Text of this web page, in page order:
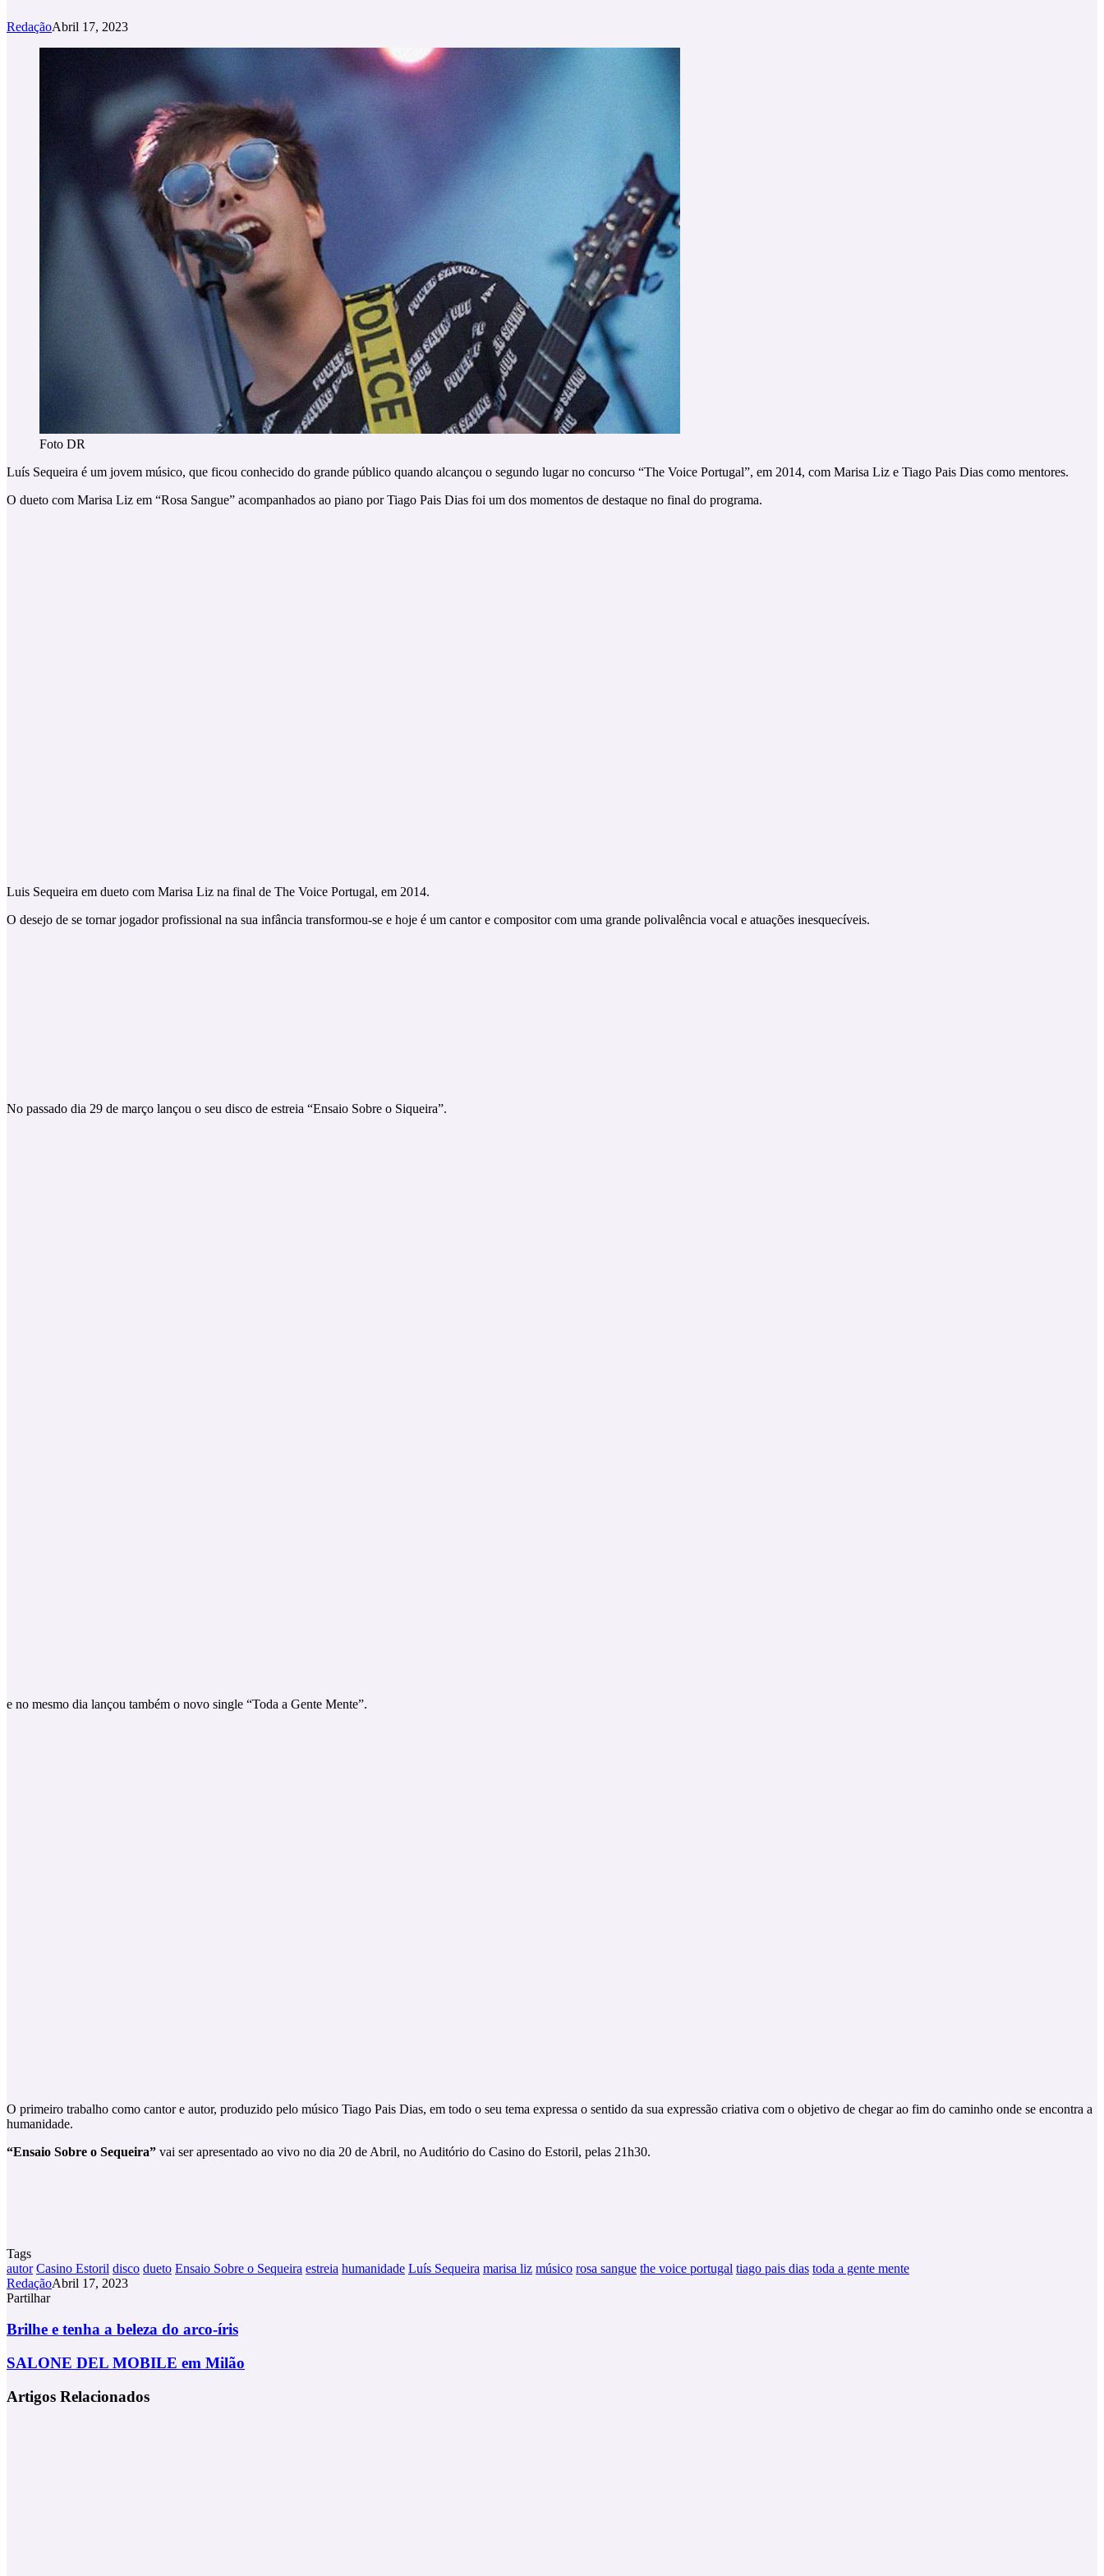
RedaçãoAbril 17, 2023
Foto DR
Luís Sequeira é um jovem músico, que ficou conhecido do grande público quando alcançou o segundo lugar no concurso “The Voice Portugal”, em 2014, com Marisa Liz e Tiago Pais Dias como mentores.
O dueto com Marisa Liz em “Rosa Sangue” acompanhados ao piano por Tiago Pais Dias foi um dos momentos de destaque no final do programa.
Luis Sequeira em dueto com Marisa Liz na final de The Voice Portugal, em 2014.
O desejo de se tornar jogador profissional na sua infância transformou-se e hoje é um cantor e compositor com uma grande polivalência vocal e atuações inesquecíveis.
No passado dia 29 de março lançou o seu disco de estreia “Ensaio Sobre o Siqueira”.
e no mesmo dia lançou também o novo single “Toda a Gente Mente”.
O primeiro trabalho como cantor e autor, produzido pelo músico Tiago Pais Dias, em todo o seu tema expressa o sentido da sua expressão criativa com o objetivo de chegar ao fim do caminho onde se encontra a
humanidade.
“Ensaio Sobre o Sequeira” vai ser apresentado ao vivo no dia 20 de Abril, no Auditório do Casino do Estoril, pelas 21h30.
Tags
autor Casino Estoril disco dueto Ensaio Sobre o Sequeira estreia humanidade Luís Sequeira marisa liz músico rosa sangue the voice portugal tiago pais dias toda a gente mente
RedaçãoAbril 17, 2023
Partilhar
Via
Brilhe
tenha
a
do
Brilhe e tenha a beleza do arco-íris
SALONE
MOBILE
em
SALONE DEL MOBILE em Milão
Artigos Relacionados